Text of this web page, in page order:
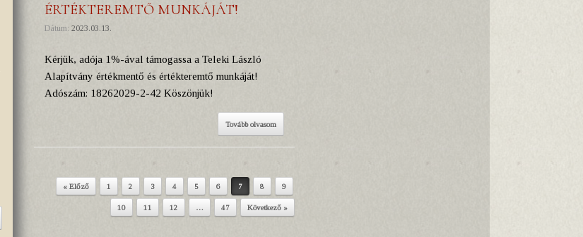
ÉRTÉKTEREMTŐ MUNKÁJÁT!
Dátum: 2023.03.13.
Kérjük, adója 1%-ával támogassa a Teleki László
Alapítvány értékmentő és értékteremtő munkáját!
Adószám: 18262029-2-42 Köszönjük!
Tovább olvasom
Post navigation
« Előző 1 2 3 4 5 6 7 8 9
10 11 12 … 47 Következő »